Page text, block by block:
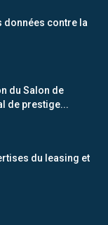
données contre la
du Salon de
de prestige...
du leasing et